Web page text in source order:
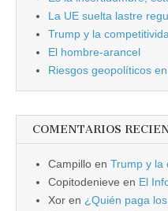
La UE suelta lastre
Trump y la
El hombre-arancel
Riesgos geopolíticos
COMENTARIOS
Campillo en Trump y la
Copitodenieve en El
Xor en ¿Quién paga